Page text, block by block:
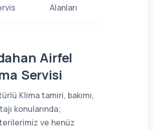
Alanları
Airfel
Servisi
Klima tamiri, bakımı,
konularında;
ve henüz